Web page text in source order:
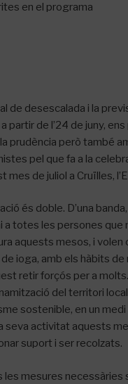
en el programa
de desescalada i la
partir de l’24 de juny,
prudència però també
pel que fa a la
mes de juliol a Cruïlles,
és doble. D’una
a totes les persones que
aquests mesos, i volen
ioga, amb els hàbits
retir forçós per a molts.
del territori
sostenible, en un medi
seva activitat aquests
suport i ser recolzats.
mesures necessàries